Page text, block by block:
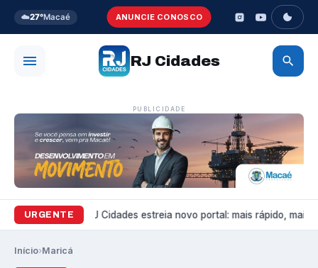
☁️27°Macaé ANUNCIE CONOSCO
RJ Cidades
PUBLICIDADE
URGENTE
Variedades RJ Cidades estreia novo portal: mais rápido, mais
Início›Maricá